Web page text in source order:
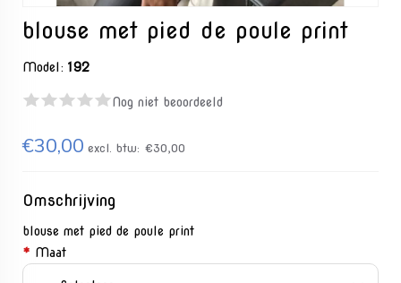
blouse met pied de poule print
Model: 192
Nog niet beoordeeld
€30,00 excl. btw: €30,00
Omschrijving
blouse met pied de poule print
* Maat